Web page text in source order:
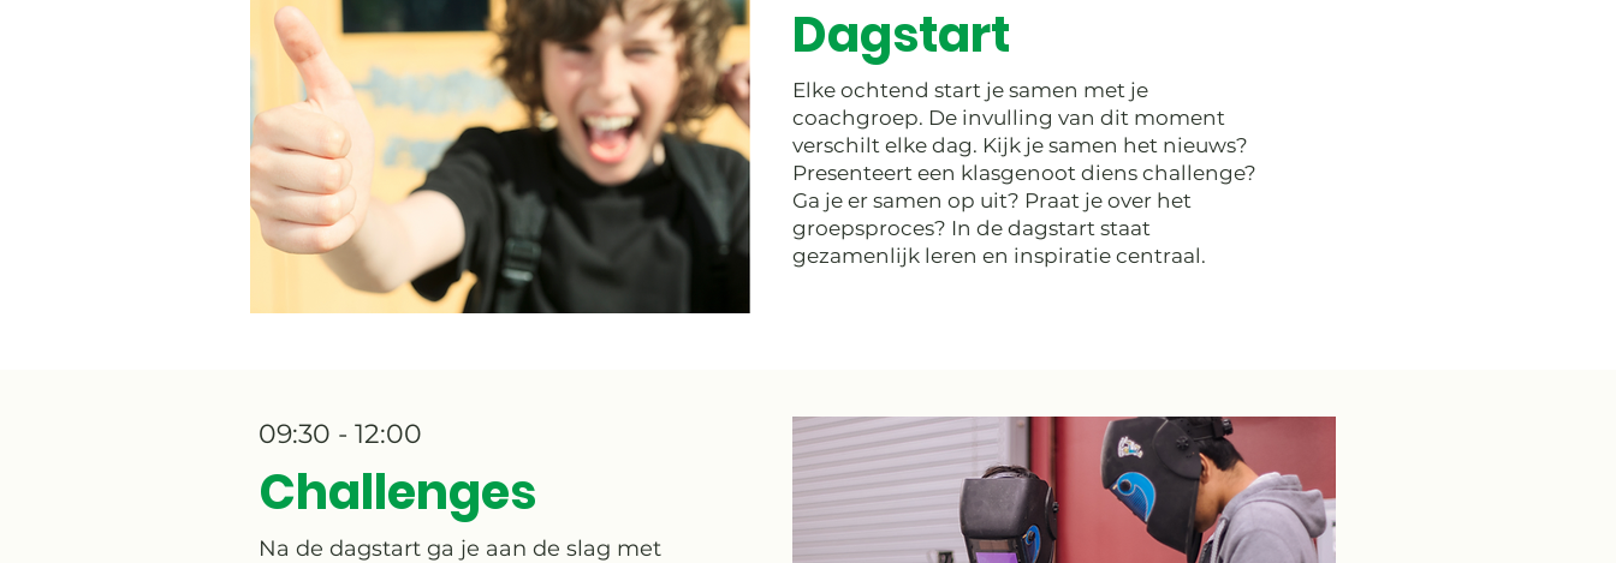
Dagstart
Elke ochtend start je samen met je
coachgroep. De invulling van dit moment
verschilt elke dag. Kijk je samen het nieuws?
Presenteert een klasgenoot diens challenge?
Ga je er samen op uit? Praat je over het
groepsproces? In de dagstart staat
gezamenlijk leren en inspiratie centraal.
09:30 - 12:00
Challenges
Na de dagstart ga je aan de slag met